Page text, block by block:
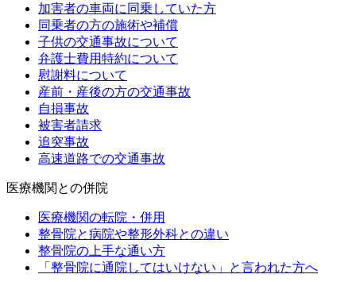
加害者の車両に同乗していた方
同乗者の方の施術や補償
子供の交通事故について
弁護士費用特約について
慰謝料について
産前・産後の方の交通事故
自損事故
被害者請求
追突事故
高速道路での交通事故
医療機関との併院
医療機関の転院・併用
整骨院と病院や整形外科との違い
整骨院の上手な通い方
「整骨院に通院してはいけない」と言われた方へ